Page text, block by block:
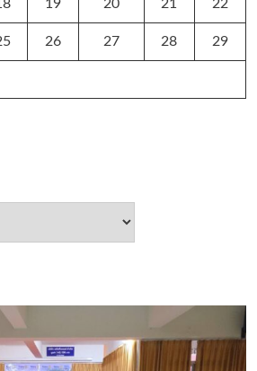
19 20 21 22
26 27 28 29